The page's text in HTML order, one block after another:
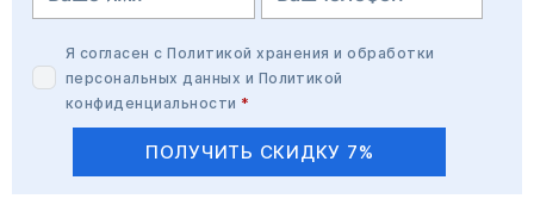
Я согласен сПолитикой хранения и обработки
персональных данных и Политикой
конфиденциальности *
ПОЛУЧИТЬ СКИДКУ 7%